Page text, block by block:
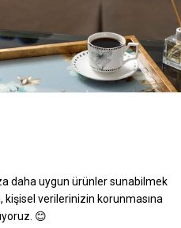
Dekoratif Tepsi Mavi